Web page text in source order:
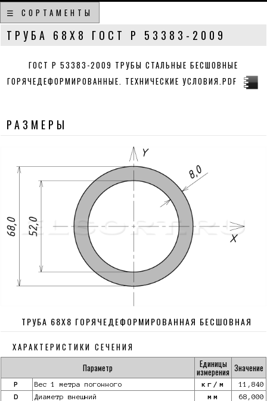
☰ СОРТАМЕНТЫ
ТРУБА 68Х8 ГОСТ Р 53383-2009
ГОСТ Р 53383-2009 ТРУБЫ СТАЛЬНЫЕ БЕСШОВНЫЕ
ГОРЯЧЕДЕФОРМИРОВАННЫЕ. ТЕХНИЧЕСКИЕ УСЛОВИЯ.PDF
РАЗМЕРЫ
ТРУБА 68Х8 ГОРЯЧЕДЕФОРМИРОВАННАЯ БЕСШОВНАЯ
ХАРАКТЕРИСТИКИ СЕЧЕНИЯ
Параметр
Единицы
измерения Значение
P Вес 1 метра погонного кг/м
11,840
D
Диаметр внешний мм
68,000